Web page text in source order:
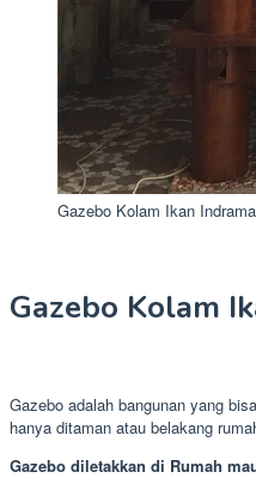
Gazebo Kolam Ikan
Gazebo Kolam
Gazebo adalah bangunan yang
hanya ditaman atau belakang
Gazebo diletakkan di Rumah